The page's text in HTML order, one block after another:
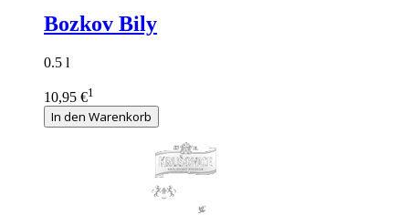
Bozkov Bily
0.5 l
10,95 €1
In den Warenkorb